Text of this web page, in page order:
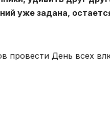
уже задана,
провести День всех